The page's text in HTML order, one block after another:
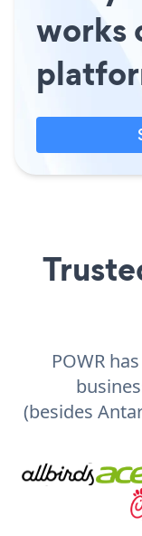
works
POWR
(besides